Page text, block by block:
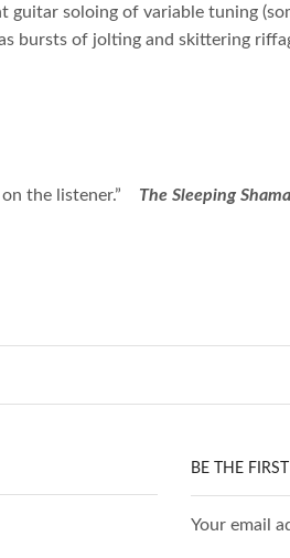
soloing of variable tuning
of jolting and skittering
the listener.” The Sleeping
BE THE
Your email